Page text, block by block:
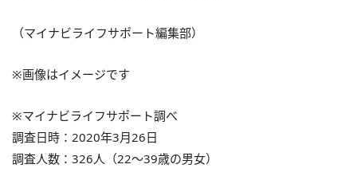
（マイナビライフサポート編集部）
※画像はイメージです
※マイナビライフサポート調べ
調査日時：2020年3月26日
調査人数：326人（22～39歳の男女）